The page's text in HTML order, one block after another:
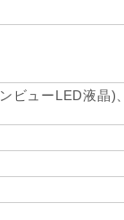
ビューLED液晶)